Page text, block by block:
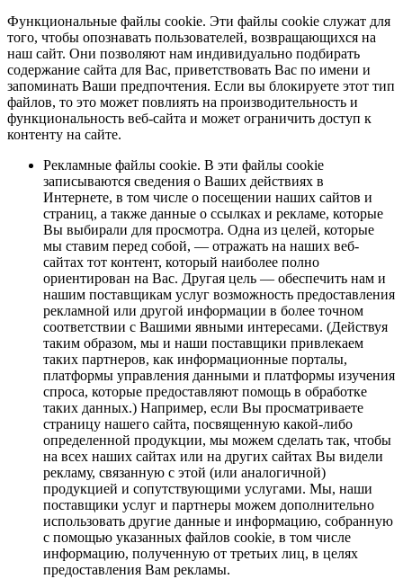
Функциональные файлы cookie. Эти файлы cookie служат для
того, чтобы опознавать пользователей, возвращающихся на
наш сайт. Они позволяют нам индивидуально подбирать
содержание сайта для Вас, приветствовать Вас по имени и
запоминать Ваши предпочтения. Если вы блокируете этот тип
файлов, то это может повлиять на производительность и
функциональность веб-сайта и может ограничить доступ к
контенту на сайте.
Рекламные файлы cookie. В эти файлы cookie
записываются сведения о Ваших действиях в
Интернете, в том числе о посещении наших сайтов и
страниц, а также данные о ссылках и рекламе, которые
Вы выбирали для просмотра. Одна из целей, которые
мы ставим перед собой, — отражать на наших веб-
сайтах тот контент, который наиболее полно
ориентирован на Вас. Другая цель — обеспечить нам и
нашим поставщикам услуг возможность предоставления
рекламной или другой информации в более точном
соответствии с Вашими явными интересами. (Действуя
таким образом, мы и наши поставщики привлекаем
таких партнеров, как информационные порталы,
платформы управления данными и платформы изучения
спроса, которые предоставляют помощь в обработке
таких данных.) Например, если Вы просматриваете
страницу нашего сайта, посвященную какой-либо
определенной продукции, мы можем сделать так, чтобы
на всех наших сайтах или на других сайтах Вы видели
рекламу, связанную с этой (или аналогичной)
продукцией и сопутствующими услугами. Мы, наши
поставщики услуг и партнеры можем дополнительно
использовать другие данные и информацию, собранную
с помощью указанных файлов cookie, в том числе
информацию, полученную от третьих лиц, в целях
предоставления Вам рекламы.